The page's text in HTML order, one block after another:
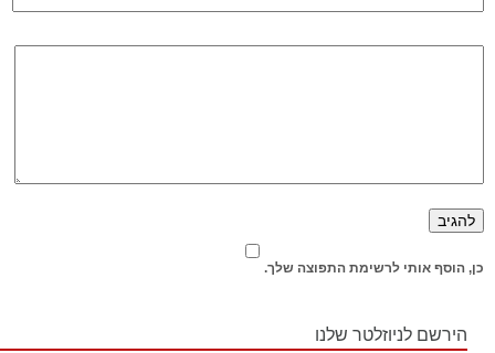
כן, הוסף אותי לרשימת התפוצה שלך.
הירשם לניוזלטר שלנו